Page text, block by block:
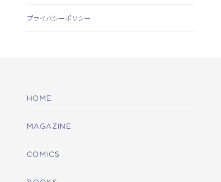
プライバシーポリシー
HOME
MAGAZINE
COMICS